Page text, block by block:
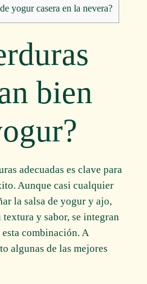
yogur casera en la nevera?
bien
adecuadas es clave para
Aunque casi cualquier
la salsa de yogur y ajo,
y sabor, se integran
combinación. A
algunas de las mejores